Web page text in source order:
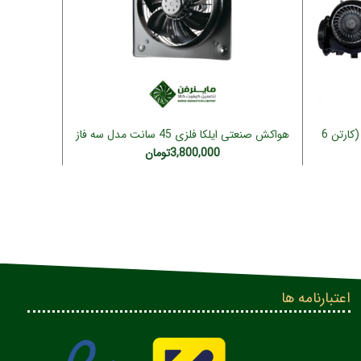
فن حلزونی بلبرینگ ژاپنی 2100 دور (کارتن 6
اطلاعات بیشترهواکش صنعتی ایلکا فلزی 45 سانت مدل سه فاز
LEC-45L/F4T (ژنیران)
3,800,000تومان
اعتبارنامه ها